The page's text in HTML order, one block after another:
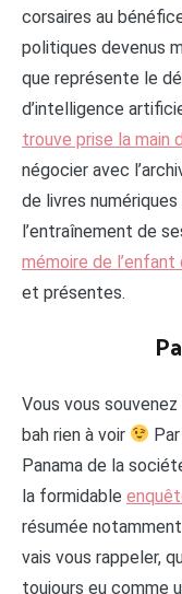
corsaires au
politiques devenus
que représente le
d’intelligence
trouve prise la main
négocier avec
de livres
l’entraînement de
mémoire de l’enfant
et présentes.
Vous vous
bah rien à voir
Panama de la
la formidable
résumée
vais vous rappeler,
toujours eu comme